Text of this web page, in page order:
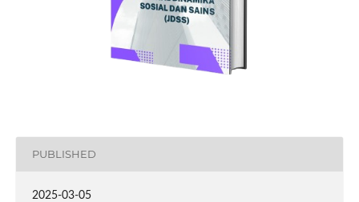
PUBLISHED
2025-03-05